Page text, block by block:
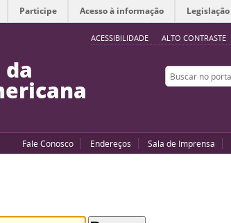
ACESSIBILIDADE ALTO CONTRASTE
Participe Acesso à informação Legislação
Buscar no portal
Fale Conosco Endereços Sala de Imprensa